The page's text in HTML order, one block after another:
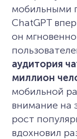
мобильными
ChatGPT
он
аудитория
миллион
мобильной
внимание на
рост
вдохновил